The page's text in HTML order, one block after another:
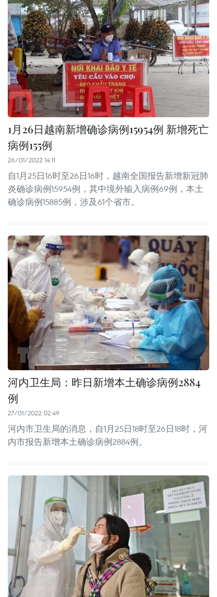
1月26日越南新增确诊病例15954例 新增死亡
病例155例
26/01/2022 14:11
自1月25日16时至26日16时，越南全国报告新增新冠肺
炎确诊病例15954例，其中境外输入病例69例，本土
确诊病例15885例，涉及61个省市。
河内卫生局：昨日新增本土确诊病例2884
例
27/01/2022 02:49
河内市卫生局的消息，自1月25日18时至26日18时，河
内市报告新增本土确诊病例2884例。